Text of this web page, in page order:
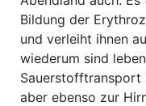
Bildung der
und verleiht ihnen
wiederum sind
Sauerstofftransport
aber ebenso zur